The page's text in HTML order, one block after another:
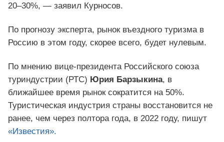
20–30%, — заявил Курносов.
По прогнозу эксперта, рынок въездного туризма в
Россию в этом году, скорее всего, будет нулевым.
По мнению вице-президента Российского союза
туриндустрии (РТС) Юрия Барзыкина, в
ближайшее время рынок сократится на 50%.
Туристическая индустрия страны восстановится не
ранее, чем через полтора года, в 2022 году, пишут
«Известия».